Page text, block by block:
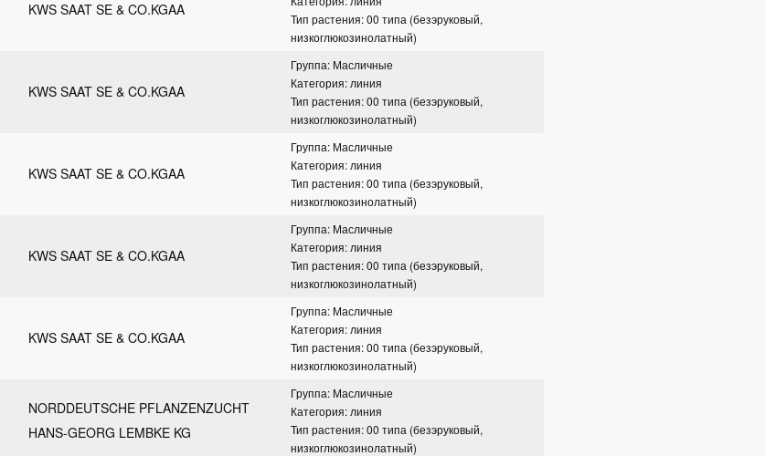
KWS SAAT SE & CO.KGAA
Тип растения: 00 типа (безэруковый,
низкоглюкозинолатный)
KWS SAAT SE & CO.KGAA
Группа: Масличные
Категория: линия
Тип растения: 00 типа (безэруковый,
низкоглюкозинолатный)
KWS SAAT SE & CO.KGAA
Группа: Масличные
Категория: линия
Тип растения: 00 типа (безэруковый,
низкоглюкозинолатный)
KWS SAAT SE & CO.KGAA
Группа: Масличные
Категория: линия
Тип растения: 00 типа (безэруковый,
низкоглюкозинолатный)
KWS SAAT SE & CO.KGAA
Группа: Масличные
Категория: линия
Тип растения: 00 типа (безэруковый,
низкоглюкозинолатный)
NORDDEUTSCHE PFLANZENZUCHT
HANS-GEORG LEMBKE KG
Группа: Масличные
Категория: линия
Тип растения: 00 типа (безэруковый,
низкоглюкозинолатный)